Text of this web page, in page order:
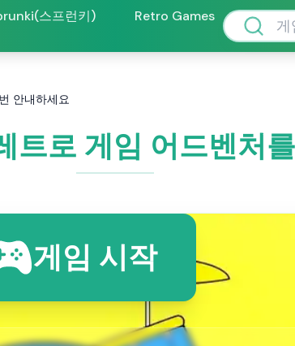
스프런키)
Retro Games
안내하세요
로 게임 어드벤처
게임 시작